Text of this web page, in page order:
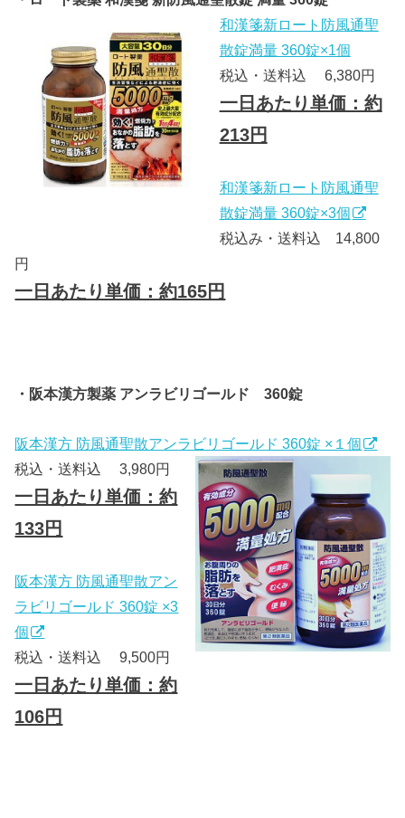
和漢箋新ロート防風通聖
散錠満量 360錠×1個
税込・送料込 6,380円
一日あたり単価：約
213円
和漢箋新ロート防風通聖
散錠満量 360錠×3個
税込み・送料込 14,800
円
一日あたり単価：約165円
・阪本漢方製薬 アンラビリゴールド 360錠
阪本漢方 防風通聖散アンラビリゴールド 360錠 ×１個
税込・送料込 3,980円
一日あたり単価：約
133円
阪本漢方 防風通聖散アン
ラビリゴールド 360錠 ×3
個
税込・送料込 9,500円
一日あたり単価：約
106円